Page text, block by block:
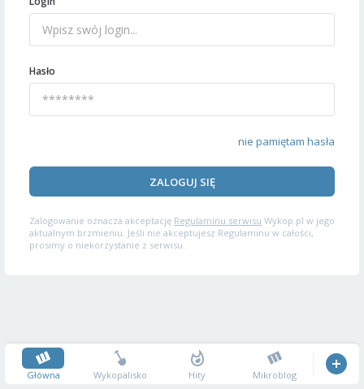
Hasło
nie pamiętam hasła
ZALOGUJ SIĘ
Zalogowanie oznacza akceptację Regulaminu serwisu Wykop.pl w jego
aktualnym brzmieniu. Jeśli nie akceptujesz Regulaminu w całości,
prosimy o niekorzystanie z serwisu.
Główna Wykopalisko Hity Mikroblog